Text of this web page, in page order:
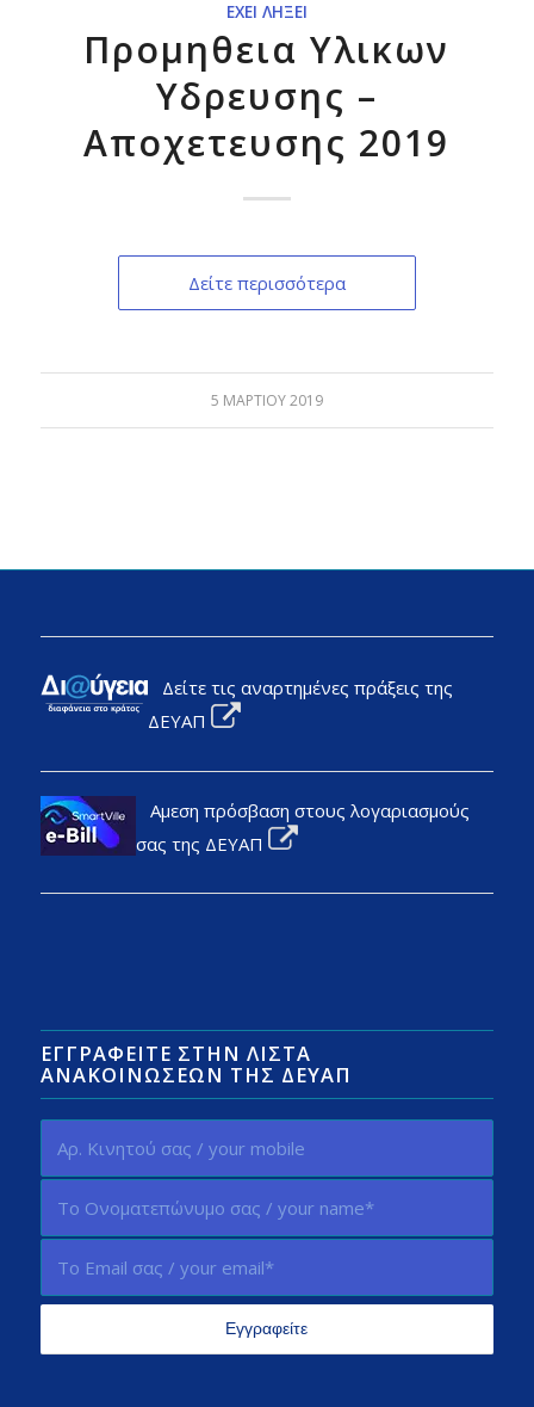
ΈΧΕΙ ΛΉΞΕΙ
Προμηθεια Υλικων
Υδρευσης –
Αποχετευσης 2019
Δείτε περισσότερα
5 ΜΑΡΤΊΟΥ 2019
Δείτε τις αναρτημένες πράξεις της
ΔΕΥΑΠ
Αμεση πρόσβαση στους λογαριασμούς
σας της ΔΕΥΑΠ
ΕΓΓΡΑΦΕΊΤΕ ΣΤΗΝ ΛΊΣΤΑ
ΑΝΑΚΟΙΝΏΣΕΩΝ ΤΗΣ ΔΕΥΑΠ